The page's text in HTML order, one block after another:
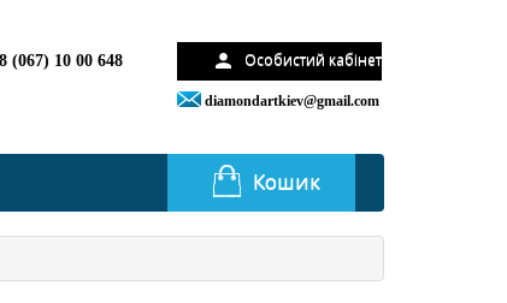
(067) 10 00 648
diamondartkiev@gmail.com
Особистий кабінет
Кошик